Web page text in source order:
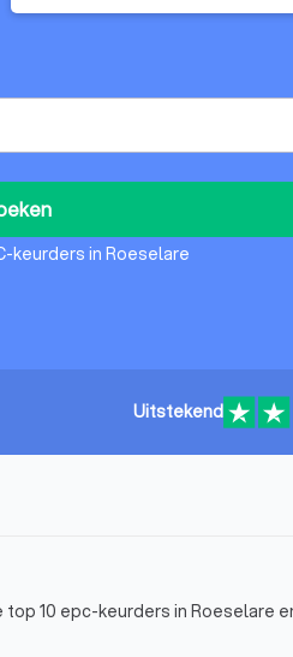
keurders in Roeselare
Uitstekend
10 epc-keurders in Roeselare